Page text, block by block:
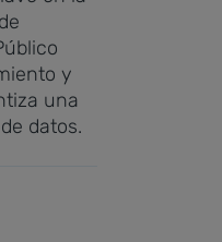
y
una
datos.